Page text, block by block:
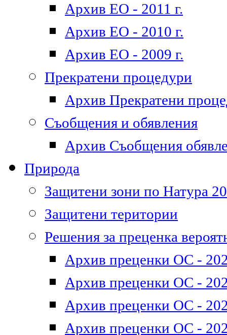
Архив ЕО - 2011 г.
Архив ЕО - 2010 г.
Архив ЕО - 2009 г.
Прекратени процедури
Архив Прекратени
Съобщения и обявления
Архив Съобщения
Природа
Защитени зони по Натура
Защитени територии
Решения за преценка
Архив преценки ОС -
Архив преценки ОС -
Архив преценки ОС -
Архив преценки ОС -